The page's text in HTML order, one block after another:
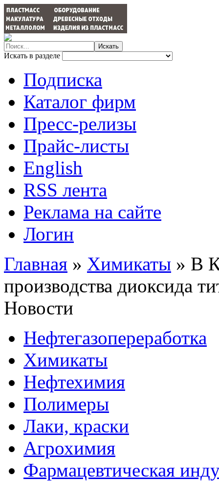
Искать в разделе
Подписка
Каталог фирм
Пресс-релизы
Прайс-листы
English
RSS лента
Реклама на сайте
Логин
Главная » Химикаты » В
производства диоксида
Новости
Нефтегазопереработка
Химикаты
Нефтехимия
Полимеры
Лаки, краски
Агрохимия
Фармацевтическая